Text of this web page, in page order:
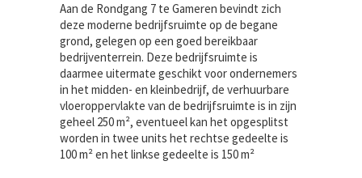
Aan de Rondgang 7 te Gameren bevindt zich
deze moderne bedrijfsruimte op de begane
grond, gelegen op een goed bereikbaar
bedrijventerrein. Deze bedrijfsruimte is
daarmee uitermate geschikt voor ondernemers
in het midden- en kleinbedrijf, de verhuurbare
vloeroppervlakte van de bedrijfsruimte is in zijn
geheel 250 m², eventueel kan het opgesplitst
worden in twee units het rechtse gedeelte is
100 m² en het linkse gedeelte is 150 m²